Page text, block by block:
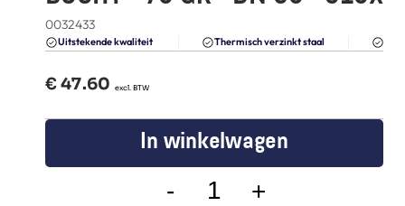
Blogs
0032433
Uitstekende kwaliteit Thermisch verzinkt staal
€ 47.60
  excl. BTW
In winkelwagen
- +